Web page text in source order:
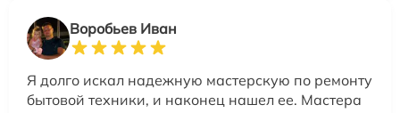
Воробьев Иван
Я долго искал надежную мастерскую по ремонту
бытовой техники, и наконец нашел ее. Мастера